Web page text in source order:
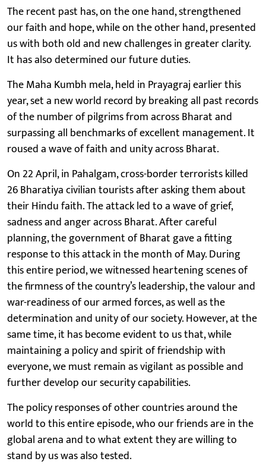
The recent past has, on the one hand, strengthened
our faith and hope, while on the other hand, presented
us with both old and new challenges in greater clarity.
It has also determined our future duties.
The Maha Kumbh mela, held in Prayagraj earlier this
year, set a new world record by breaking all past records
of the number of pilgrims from across Bharat and
surpassing all benchmarks of excellent management. It
roused a wave of faith and unity across Bharat.
On 22 April, in Pahalgam, cross-border terrorists killed
26 Bharatiya civilian tourists after asking them about
their Hindu faith. The attack led to a wave of grief,
sadness and anger across Bharat. After careful
planning, the government of Bharat gave a fitting
response to this attack in the month of May. During
this entire period, we witnessed heartening scenes of
the firmness of the country’s leadership, the valour and
war-readiness of our armed forces, as well as the
determination and unity of our society. However, at the
same time, it has become evident to us that, while
maintaining a policy and spirit of friendship with
everyone, we must remain as vigilant as possible and
further develop our security capabilities.
The policy responses of other countries around the
world to this entire episode, who our friends are in the
global arena and to what extent they are willing to
stand by us was also tested.